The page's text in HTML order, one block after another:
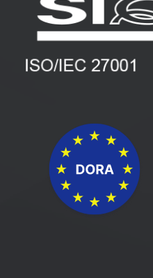
Vlagatelji
Pogoji in pogodbe
Spletni seminarji